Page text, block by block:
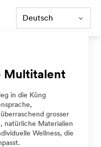
Deutsch
Multitalent
in die Küng
grosser
natürliche Materialien
Wellness, die